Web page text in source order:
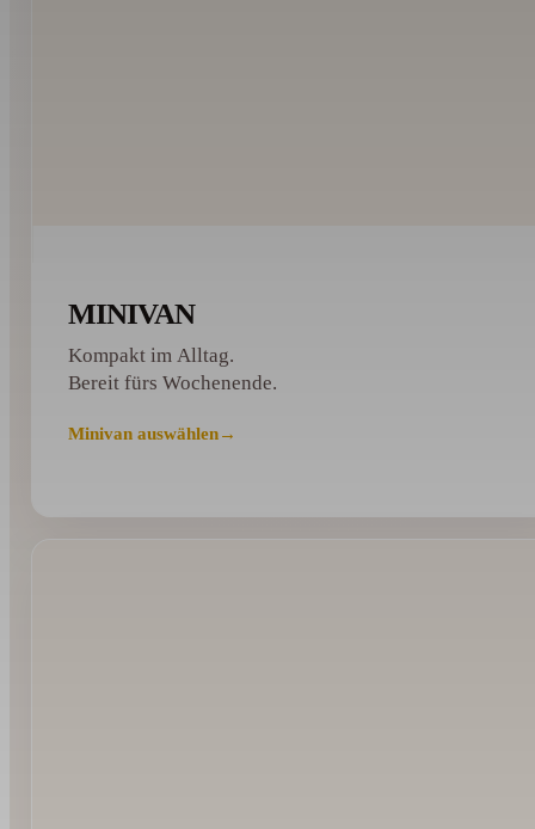
MINIVAN
Kompakt im Alltag.
Bereit fürs Wochenende.
Minivan auswählen→